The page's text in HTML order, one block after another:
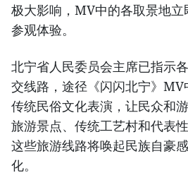
极大影响，MV中的各取景地
参观体验。
北宁省人民委员会主席已指示
交线路，途径《闪闪北宁》
传统民俗文化表演，让民众和
旅游景点、传统工艺村和代表
这些旅游线路将唤起民族自豪
化。